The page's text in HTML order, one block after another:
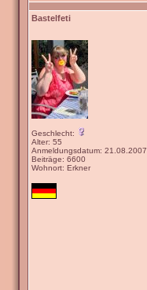
Bastelfeti
Geschlecht:
Alter: 55
Anmeldungsdatum: 21.08.2007
Beiträge: 6600
Wohnort: Erkner